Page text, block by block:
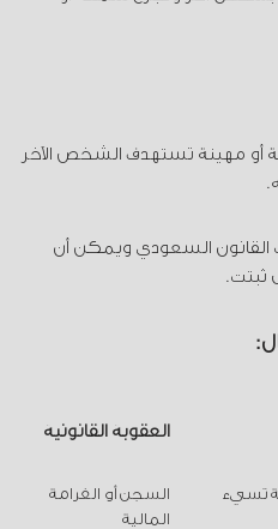
أو مهينة تستهدف الشخص الآخر
القانون السعودي ويمكن أن
ثبتت.
العقوبة القانونية
تسيء
السجن أو الغرامة
المالية